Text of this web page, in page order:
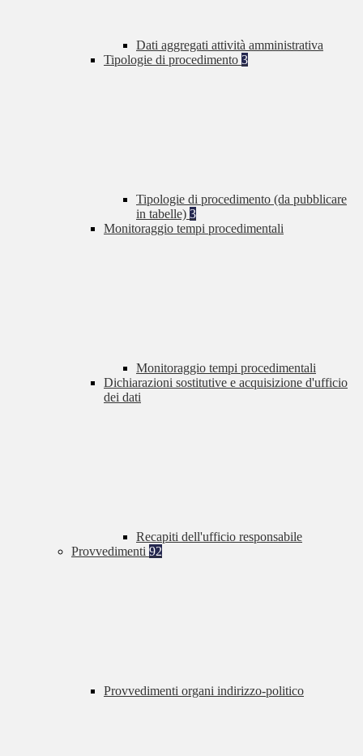
Dati aggregati attività amministrativa
Tipologie di procedimento 3
Tipologie di procedimento (da pubblicare
in tabelle) 3
Monitoraggio tempi procedimentali
Monitoraggio tempi procedimentali
Dichiarazioni sostitutive e acquisizione d'ufficio
dei dati
Recapiti dell'ufficio responsabile
Provvedimenti 92
Provvedimenti organi indirizzo-politico